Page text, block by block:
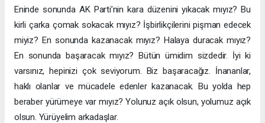
Eninde sonunda AK Parti’nin kara düzenini yıkacak mıyız? Bu
kirli çarka çomak sokacak mıyız? İşbirlikçilerini pişman edecek
miyiz? En sonunda kazanacak mıyız? Halaya duracak mıyız?
En sonunda başaracak mıyız? Bütün ümidim sizdedir. İyi ki
varsınız, hepinizi çok seviyorum. Biz başaracağız. İnananlar,
haklı olanlar ve mücadele edenler kazanacak. Bu yolda hep
beraber yürümeye var mıyız? Yolunuz açık olsun, yolumuz açık
olsun. Yürüyelim arkadaşlar.